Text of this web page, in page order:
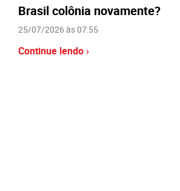
Brasil colônia novamente?
25/07/2026 às 07:55
Continue lendo ›